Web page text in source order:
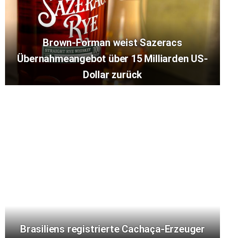
Brown-Forman weist Sazeracs
Übernahmeangebot über 15 Milliarden US-
Dollar zurück
Brasiliens registrierte Cachaça-Erzeuger